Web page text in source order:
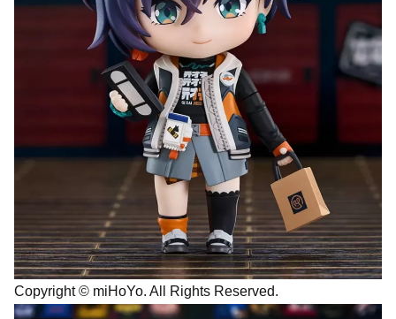
Copyright © miHoYo. All Rights Reserved.